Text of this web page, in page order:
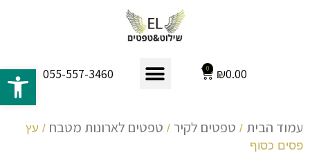
₪0.00
0
055-557-3460
עמוד הבית / טפטים לקיר / טפטים לארונות מטבח / עץ
פסים כסוף